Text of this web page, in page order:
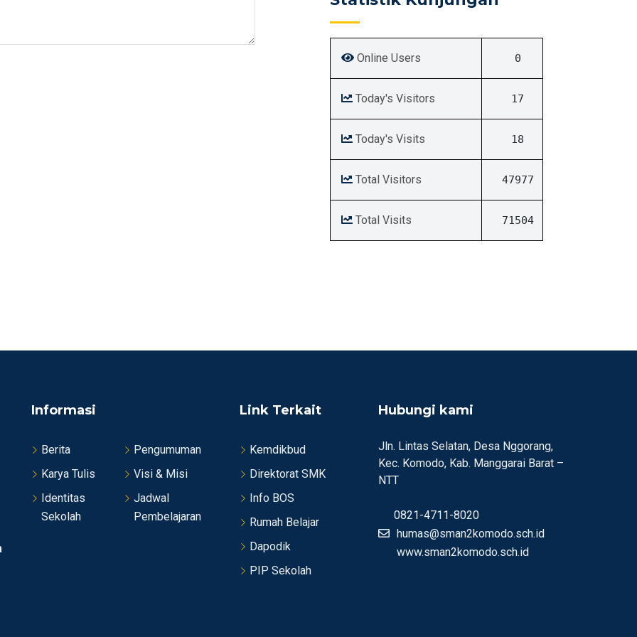
Online Users 0
Today's Visitors 17
Today's Visits 18
Total Visitors 47977
Total Visits 71504
Informasi
Berita
Pengumuman
Karya Tulis
Visi & Misi
Identitas
Sekolah
Jadwal
Pembelajaran
Link Terkait
Kemdikbud
Direktorat SMK
Info BOS
Rumah Belajar
Dapodik
PIP Sekolah
Hubungi kami
Jln. Lintas Selatan, Desa Nggorang,
Kec. Komodo, Kab. Manggarai Barat –
NTT
0821-4711-8020
humas@sman2komodo.sch.id
www.sman2komodo.sch.id